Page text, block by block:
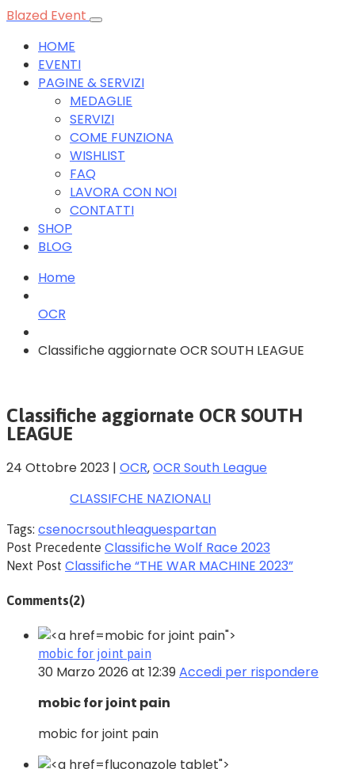
Blazed Event
HOME
EVENTI
PAGINE & SERVIZI
MEDAGLIE
SERVIZI
COME FUNZIONA
WISHLIST
FAQ
LAVORA CON NOI
CONTATTI
SHOP
BLOG
Home
OCR
Classifiche aggiornate OCR SOUTH LEAGUE
Classifiche aggiornate OCR SOUTH
LEAGUE
24 Ottobre 2023 | OCR‚OCR South League
CLASSIFCHE NAZIONALI
Tags: csenocrsouthleaguespartan
Post Precedente Classifiche Wolf Race 2023
Next Post Classifiche “THE WAR MACHINE 2023”
Comments(2)
mobic for joint pain">
mobic for joint pain
30 Marzo 2026 at 12:39Accedi per rispondere
mobic for joint pain
mobic for joint pain
fluconazole tablet">